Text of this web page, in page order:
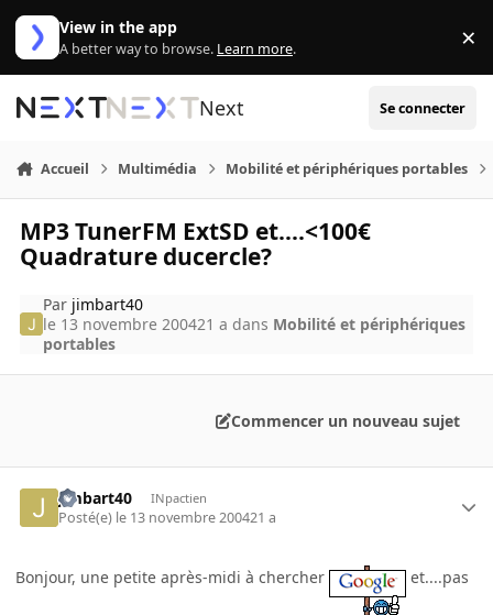
Aller au contenu
View in the app
A better way to browse. Learn more. ×
Next Se connecter
Accueil Multimédia Mobilité et périphériques portables
MP3 TunerFM ExtSD et....<100€
Quadrature ducercle?
Par jimbart40
le 13 novembre 200421 a dans Mobilité et périphériques
portables
Commencer un nouveau sujet
jimbart40 INpactien
Posté(e) le 13 novembre 200421 a
Bonjour, une petite après-midi à chercher et....pas